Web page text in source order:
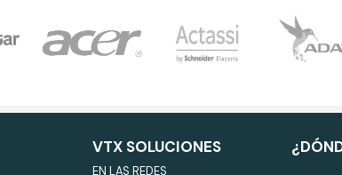
VTX SOLUCIONES
EN LAS REDES